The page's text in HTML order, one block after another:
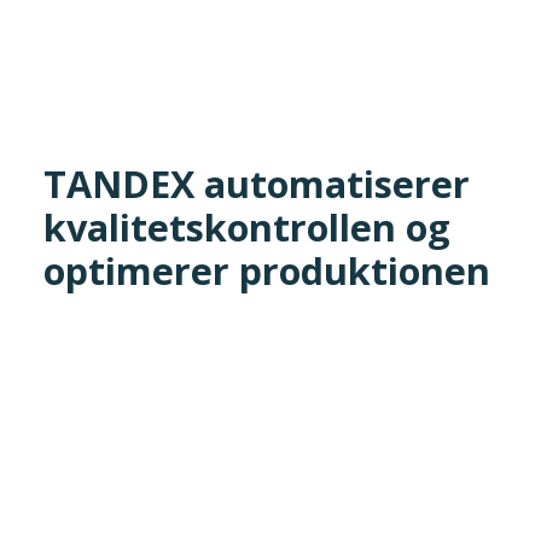
Search
TANDEX automatiserer
kvalitetskontrollen og
optimerer produktionen